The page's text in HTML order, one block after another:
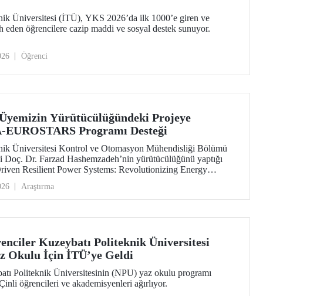
Üniversitesi (İTÜ), YKS 2026’da ilk 1000’e giren ve
eden öğrencilere cazip maddi ve sosyal destek sunuyor.
Öğrenci
Yürütücülüğündeki Projeye
Programı Desteği
Üniversitesi Kontrol ve Otomasyon Mühendisliği Bölümü
Doç. Dr. Farzad Hashemzadeh’nin yürütücülüğünü yaptığı
Resilient Power Systems: Revolutionizing Energy
hak kazandı.
Araştırma
Kuzeybatı Politeknik Üniversitesi
Okulu İçin İTÜ’ye Geldi
Politeknik Üniversitesinin (NPU) yaz okulu programı
öğrencileri ve akademisyenleri ağırlıyor.